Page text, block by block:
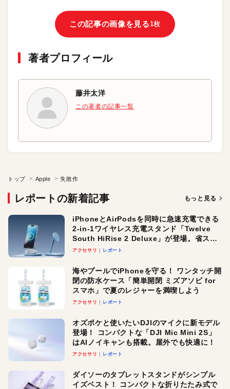
この記事の画像を見る 1枚
著者プロフィール
藤井太洋
この著者の記事一覧
トップ Apple 失敗作
レポートの新着記事 もっと見る
iPhoneとAirPodsを同時に急速充電できる
2-in-1ワイヤレス充電スタンド「Twelve
South HiRise 2 Deluxe」が登場。省スペ
ースでおしゃれに充電したい人にオスス
アクセサリ レポート
海やプールでiPhoneを守る！ ワンタッチ開
閉の防水ケース「簡単開閉 ミズアソビ for
スマホ」で夏のレジャーを満喫しよう
アクセサリ レポート
オズポケと使いたいDJIのマイクに新モデル
登場！ コンパクトな「DJI Mic Mini 2S」
はAIノイキャンも搭載。屋外でも快適に！
アクセサリ レポート
ダイソーのタブレットスタンドがシンプル
イズベスト！ コンパクトな折りたたみ式で